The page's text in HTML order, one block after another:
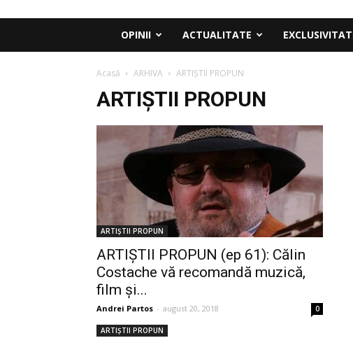
OPINII ACTUALITATE
Acasă ARHIVA ARTIȘTII PROPUN
ARTIȘTII PROPUN
ARTIȘTII PROPUN
ARTIȘTII PROPUN (ep 61): Călin
Costache vă recomandă muzică,
film și...
Andrei Partos - august 20, 2018 0
ARTIȘTII PROPUN